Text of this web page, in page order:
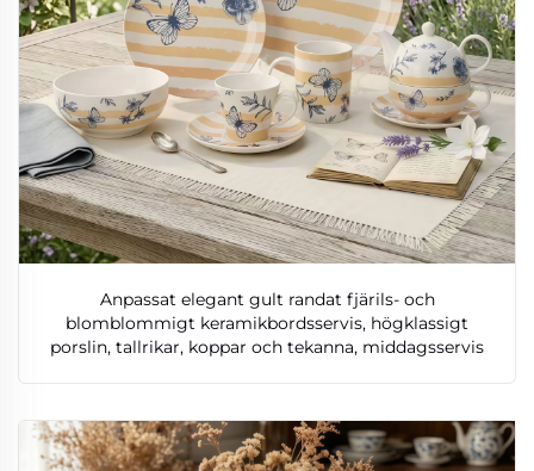
Anpassat elegant gult randat fjärils- och
blomblommigt keramikbordsservis, högklassigt
porslin, tallrikar, koppar och tekanna, middagsservis